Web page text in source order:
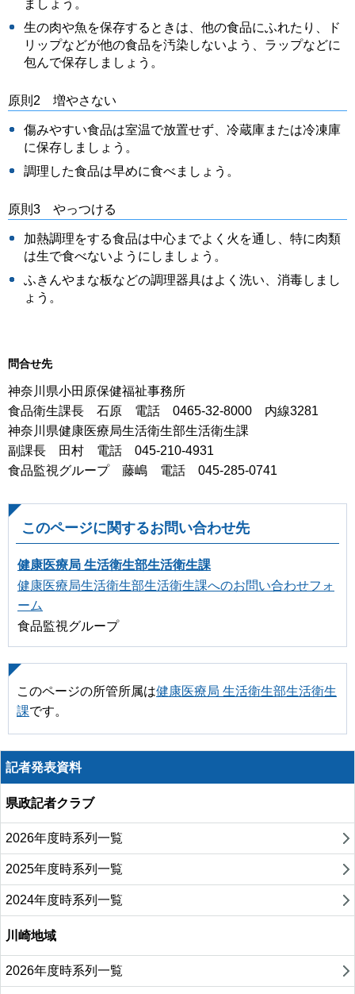
ましょう。
生の肉や魚を保存するときは、他の食品にふれたり、ド
リップなどが他の食品を汚染しないよう、ラップなどに
包んで保存しましょう。
原則2 増やさない
傷みやすい食品は室温で放置せず、冷蔵庫または冷凍庫
に保存しましょう。
調理した食品は早めに食べましょう。
原則3 やっつける
加熱調理をする食品は中心までよく火を通し、特に肉類
は生で食べないようにしましょう。
ふきんやまな板などの調理器具はよく洗い、消毒しまし
ょう。
問合せ先
神奈川県小田原保健福祉事務所
食品衛生課長 石原 電話 0465-32-8000 内線3281
神奈川県健康医療局生活衛生部生活衛生課
副課長 田村 電話 045-210-4931
食品監視グループ 藤嶋 電話 045-285-0741
このページに関するお問い合わせ先
健康医療局 生活衛生部生活衛生課
健康医療局生活衛生部生活衛生課へのお問い合わせフォ
ーム
食品監視グループ
このページの所管所属は健康医療局 生活衛生部生活衛生
課です。
記者発表資料
県政記者クラブ
2026年度時系列一覧
2025年度時系列一覧
2024年度時系列一覧
川崎地域
2026年度時系列一覧